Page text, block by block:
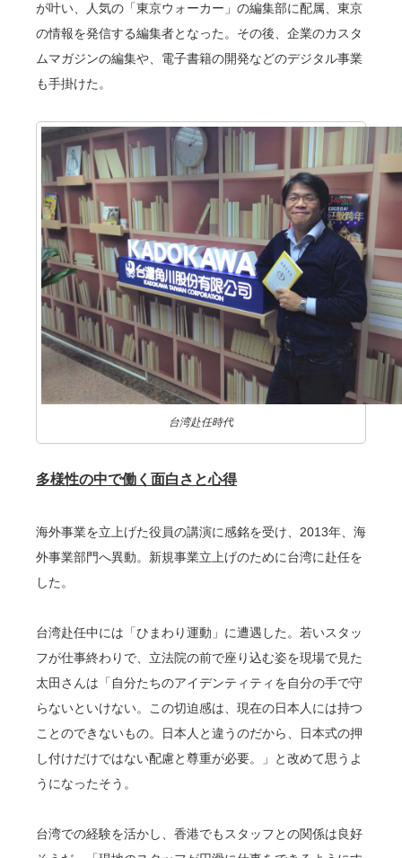
が叶い、人気の「東京ウォーカー」の編集部に配属、東京
の情報を発信する編集者となった。その後、企業のカスタ
ムマガジンの編集や、電子書籍の開発などのデジタル事業
も手掛けた。
台湾赴任時代
多様性の中で働く 面白さと心得
海外事業を立上げた役員の講演に感銘を受け、2013年、海
外事業部門へ異動。新規事業立上げのために台湾に赴任を
した。
台湾赴任中には「ひまわり運動」に遭遇した。若いスタッ
フが仕事終わりで、立法院の前で座り込む姿を現場で見た
太田さんは「自分たちのアイデンティティを自分の手で守
らないといけない。この切迫感は、現在の日本人には持つ
ことのできないもの。日本人と違うのだから、日本式の押
し付けだけではない配慮と尊重が必要。」と改めて思うよ
うになったそう。
台湾での経験を活かし、香港でもスタッフとの関係は良好